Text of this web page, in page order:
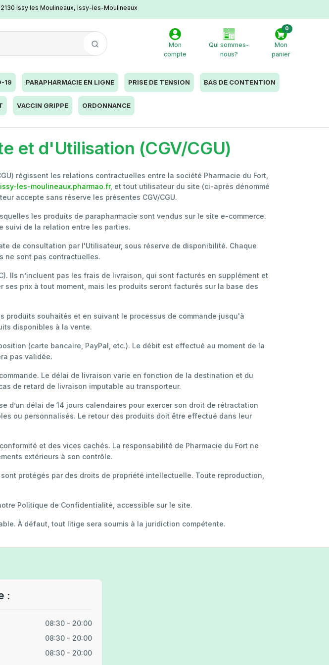
Issy les Moulineaux, Issy-les-Moulineaux
Mon
compte
Qui sommes-
nous?
0
Mon
panier
19 PARAPHARMACIE EN LIGNE PRISE DE TENSION BAS DE CONTENTION
VACCIN GRIPPE ORDONNANCE
et d'Utilisation (CGV/CGU)
régissent les relations contractuelles entre la société Pharmacie du Fort,
les-moulineaux.pharmao.fr, et tout utilisateur du site (ci-après dénommé
accepte sans réserve les présentes CGV/CGU.
les produits de parapharmacie sont vendus sur le site e-commerce.
suivi de la relation entre les parties.
de consultation par l'Utilisateur, sous réserve de disponibilité. Chaque
ne sont pas contractuelles.
Ils n’incluent pas les frais de livraison, qui sont facturés en supplément et
prix à tout moment, mais les produits seront facturés sur la base des
produits souhaités et en suivant le processus de commande jusqu'à
disponibles à la vente.
(carte bancaire, PayPal, etc.). Le débit est effectué au moment de la
pas validée.
Le délai de livraison varie en fonction de la destination et du
de retard de livraison imputable au transporteur.
d’un délai de 14 jours calendaires pour exercer son droit de rétractation
ou personnalisés. Le retour des produits doit être effectué dans leur
et des vices cachés. La responsabilité de Pharmacie du Fort ne
extérieurs à son contrôle.
protégés par des droits de propriété intellectuelle. Toute reproduction,
Politique de Confidentialité, accessible sur le site.
À défaut, tout litige sera soumis à la juridiction compétente.
:
08:30 - 20:00
08:30 - 20:00
08:30 - 20:00